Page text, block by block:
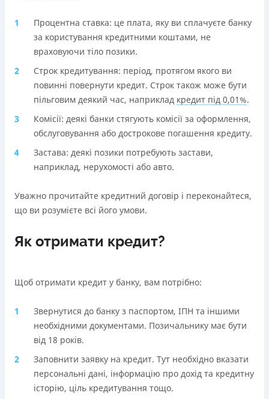
Процентна ставка: це плата, яку ви сплачуєте банку
за користування кредитними коштами, не
враховуючи тіло позики.
Строк кредитування: період, протягом якого ви
повинні повернути кредит. Строк також може бути
пільговим деякий час, наприклад кредит під 0,01%.
Комісії: деякі банки стягують комісії за оформлення,
обслуговування або дострокове погашення кредиту.
Застава: деякі позики потребують застави,
наприклад, нерухомості або авто.
Уважно прочитайте кредитний договір і переконайтеся,
що ви розумієте всі його умови.
Як отримати кредит?
Щоб отримати кредит у банку, вам потрібно:
Звернутися до банку з паспортом, ІПН та іншими
необхідними документами. Позичальнику має бути
від 18 років.
Заповнити заявку на кредит. Тут необхідно вказати
персональні дані, інформацію про дохід та кредитну
історію, ціль кредитування тощо.